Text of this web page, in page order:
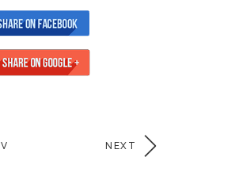
NEXT